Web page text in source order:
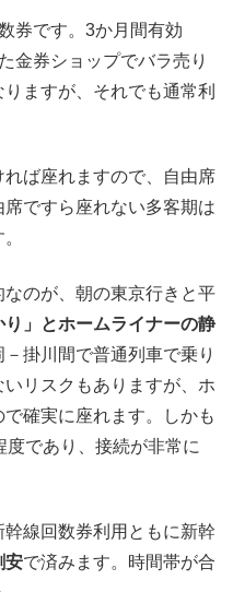
券です。3か月間有効
金券ショップでバラ売り
ますが、それでも通常利
ば座れますので、自由席
ですら座れない多客期は
のが、朝の東京行きと平
り」とホームライナーの静
－掛川間で普通列車で乗り
リスクもありますが、ホ
確実に座れます。しかも
であり、接続が非常に
線回数券利用ともに新幹
安で済みます。時間帯が合